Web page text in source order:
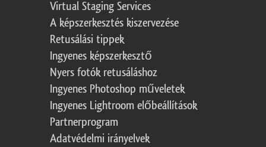
Virtual Staging Services
A képszerkesztés kiszervezése
Retusálási tippek
Ingyenes képszerkesztő
Nyers fotók retusáláshoz
Ingyenes Photoshop műveletek
Ingyenes Lightroom előbeállítások
Partnerprogram
Adatvédelmi irányelvek